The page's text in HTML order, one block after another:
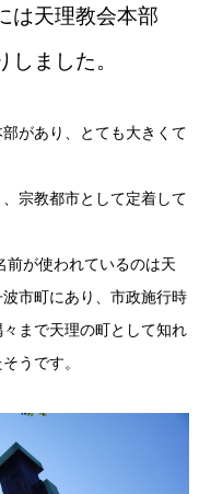
は天理教会本部
ました。
があり、とても大きくて
宗教都市として定着して
前が使われているのは天
市町にあり、市政施行時
まで天理の町として知れ
うです。